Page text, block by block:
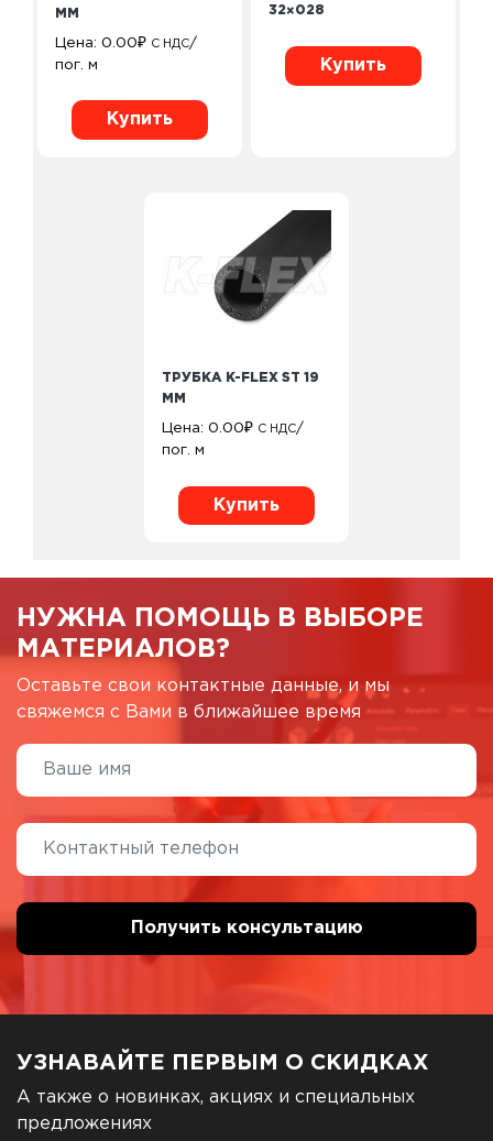
ММ
Цена: 0.00₽ С НДС/
пог. м
Купить
32×028
Купить
ТРУБКА K-FLEX ST 19
ММ
Цена: 0.00₽ С НДС/
пог. м
Купить
НУЖНА ПОМОЩЬ В ВЫБОРЕ
МАТЕРИАЛОВ?
Оставьте свои контактные данные, и мы
свяжемся с Вами в ближайшее время
УЗНАВАЙТЕ ПЕРВЫМ О СКИДКАХ
А также о новинках, акциях и специальных
предложениях